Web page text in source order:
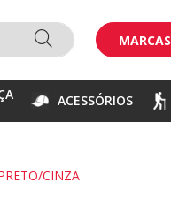
MARCAS
ACESSÓRIOS
CINZA